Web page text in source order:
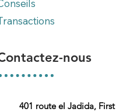
nous
401 route el Jadida, First